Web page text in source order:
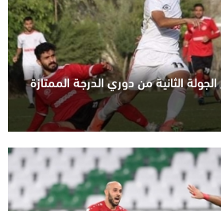
الثانية من دوري الدرجة الممتازة